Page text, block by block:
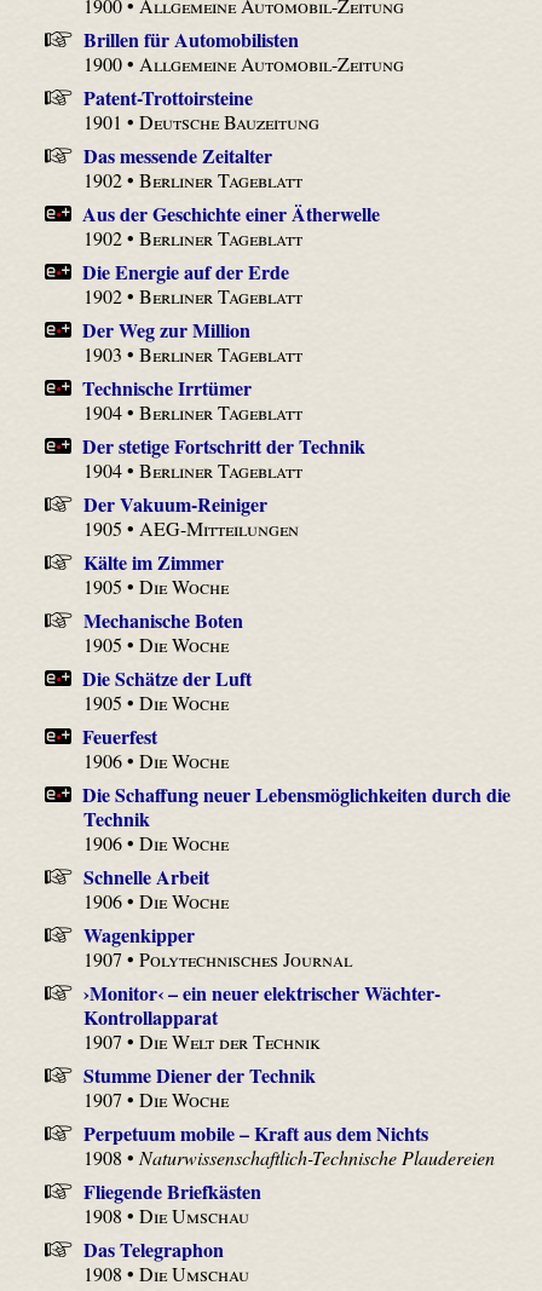
Brillen für Automobilisten
1900 • Allgemeine Automobil-Zeitung
Patent-Trottoirsteine
1901 •Deutsche Bauzeitung
Das messende Zeitalter
1902 •Berliner Tageblatt
Aus der Geschichte einer Ätherwelle
1902 •Berliner Tageblatt
Die Energie auf der Erde
1902 •Berliner Tageblatt
Der Weg zur Million
1903 •Berliner Tageblatt
Technische Irrtümer
1904 •Berliner Tageblatt
Der stetige Fortschritt der Technik
1904 •Berliner Tageblatt
Der Vakuum-Reiniger
1905 • AEG-Mitteilungen
Kälte im Zimmer
1905 •Die Woche
Mechanische Boten
1905 •Die Woche
Die Schätze der Luft
1905 •Die Woche
Feuerfest
1906 •Die Woche
Die Schaffung neuer Lebensmöglichkeiten durch die
Technik
1906 •Die Woche
Schnelle Arbeit
1906 •Die Woche
Wagenkipper
1907 •Polytechnisches Journal
›Monitor‹ – ein neuer elektrischer Wächter-
Kontrollapparat
1907 •Die Welt der Technik
Stumme Diener der Technik
1907 •Die Woche
Perpetuum mobile – Kraft aus dem Nichts
1908 • Naturwissenschaftlich-Technische Plaudereien
Fliegende Briefkästen
1908 •Die Umschau
Das Telegraphon
1908 •Die Umschau